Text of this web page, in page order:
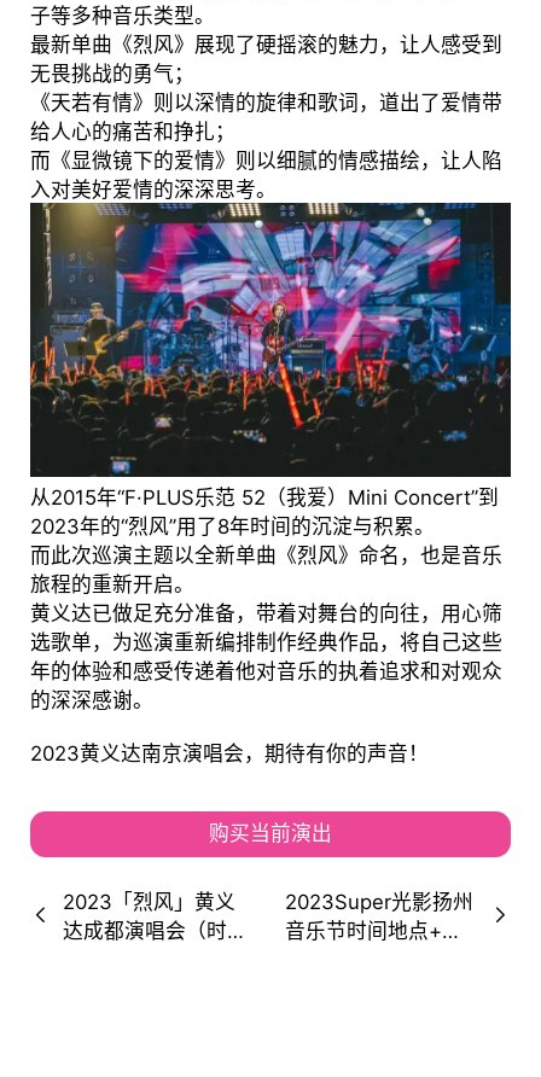
子等多种音乐类型。
最新单曲《烈风》展现了硬摇滚的魅力，让人感受到
无畏挑战的勇气；
《天若有情》则以深情的旋律和歌词，道出了爱情带
给人心的痛苦和挣扎；
而《显微镜下的爱情》则以细腻的情感描绘，让人陷
入对美好爱情的深深思考。
从2015年“F·PLUS乐范 52（我爱）Mini Concert”到
2023年的“烈风”用了8年时间的沉淀与积累。
而此次巡演主题以全新单曲《烈风》命名，也是音乐
旅程的重新开启。
黄义达已做足充分准备，带着对舞台的向往，用心筛
选歌单，为巡演重新编排制作经典作品，将自己这些
年的体验和感受传递着他对音乐的执着追求和对观众
的深深感谢。
2023黄义达南京演唱会，期待有你的声音！
购买当前演出
2023「烈风」黄义
达成都演唱会（时间|
2023Super光影扬州
音乐节时间地点+演